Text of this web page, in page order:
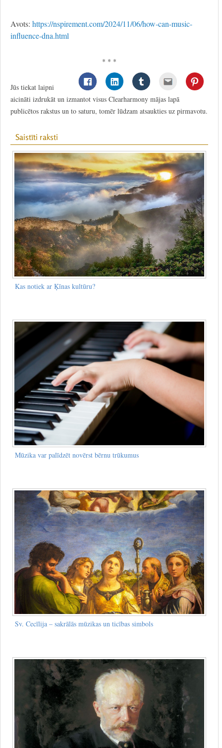
Avots: https://nspirement.com/2024/11/06/how-can-music-
influence-dna.html
* * *
Jūs tiekat laipni
aicināti izdrukāt un izmantot visus Clearharmony mājas lapā
publicētos rakstus un to saturu, tomēr lūdzam atsaukties uz pirmavotu.
Saistīti raksti
Kas notiek ar Ķīnas kultūru?
Mūzika var palīdzēt novērst bērnu trūkumus
Sv. Cecīlija – sakrālās mūzikas un ticības simbols